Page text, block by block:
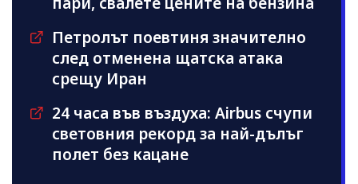
Петролът поевтиня значително
след отменена щатска атака
срещу Иран
24 часа във въздуха: Airbus счупи
световния рекорд за най-дълъг
полет без кацане